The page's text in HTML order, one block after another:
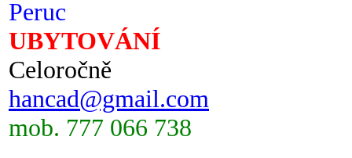
Peruc
UBYTOVÁNÍ
Celoročně
hancad@gmail.com
mob. 777 066 738